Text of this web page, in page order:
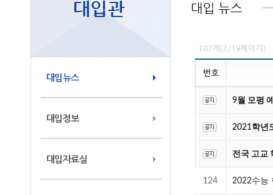
대입뉴스
대입정보
대입자료실
187개(7/19페이지)
번호
9월 모평
2021학년
전국 고교
124 2022수능